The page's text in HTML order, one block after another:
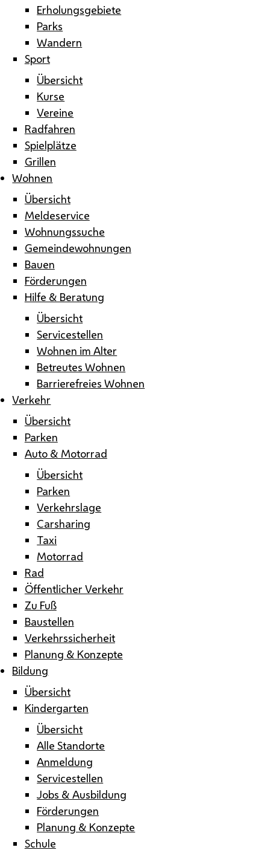
Erholungsgebiete
Parks
Wandern
Sport
Übersicht
Kurse
Vereine
Radfahren
Spielplätze
Grillen
Wohnen
Übersicht
Meldeservice
Wohnungssuche
Gemeindewohnungen
Bauen
Förderungen
Hilfe & Beratung
Übersicht
Servicestellen
Wohnen im Alter
Betreutes Wohnen
Barrierefreies Wohnen
Verkehr
Übersicht
Parken
Auto & Motorrad
Übersicht
Parken
Verkehrslage
Carsharing
Taxi
Motorrad
Rad
Öffentlicher Verkehr
Zu Fuß
Baustellen
Verkehrssicherheit
Planung & Konzepte
Bildung
Übersicht
Kindergarten
Übersicht
Alle Standorte
Anmeldung
Servicestellen
Jobs & Ausbildung
Förderungen
Planung & Konzepte
Schule